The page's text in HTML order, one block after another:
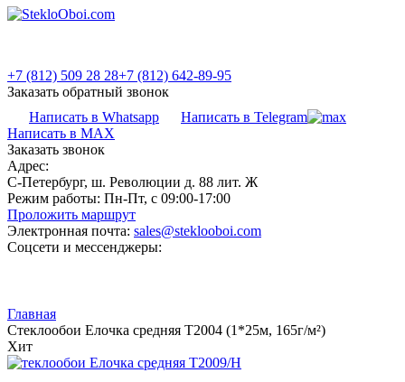
+7 (812) 509 28 28+7 (812) 642-89-95
Заказать обратный звонок
Написать в Whatsapp
Написать в Telegram
Написать в MAX
Заказать звонок
Адрес:
С-Петербург, ш. Революции д. 88 лит. Ж
Режим работы: Пн-Пт, с 09:00-17:00
Проложить маршрут
Электронная почта: sales@steklooboi.com
Соцсети и мессенджеры:
Главная
Стеклообои Елочка средняя Т2004 (1*25м, 165г/м²)
Хит